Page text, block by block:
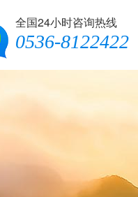
全国24小时咨询热线
0536-8122422